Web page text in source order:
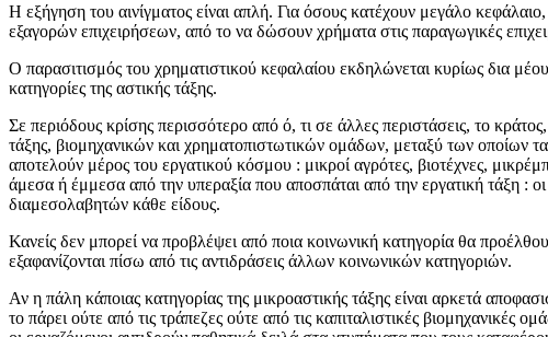
Η εξήγηση του αινίγματος είναι απλή. Για όσους κατέχουν μεγάλο
εξαγορών επιχειρήσεων, από το να δώσουν χρήματα στις παραγωγικές
Ο παρασιτισμός του χρηματιστικού κεφαλαίου εκδηλώνεται κυρίως δια
κατηγορίες της αστικής τάξης.
Σε περιόδους κρίσης περισσότερο από ό, τι σε άλλες περιστάσεις, το
τάξης, βιομηχανικών και χρηματοπιστωτικών ομάδων, μεταξύ των οποίων
αποτελούν μέρος του εργατικού κόσμου : μικροί αγρότες, βιοτέχνες,
άμεσα ή έμμεσα από την υπεραξία που αποσπάται από την εργατική τάξη :
διαμεσολαβητών κάθε είδους.
Κανείς δεν μπορεί να προβλέψει από ποια κοινωνική κατηγορία θα
εξαφανίζονται πίσω από τις αντιδράσεις άλλων κοινωνικών κατηγοριών.
Αν η πάλη κάποιας κατηγορίας της μικροαστικής τάξης είναι αρκετά
το πάρει ούτε από τις τράπεζες ούτε από τις καπιταλιστικές